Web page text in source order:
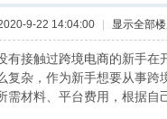
9-22 14:04:00 显示全部
有接触过跨境电商的新手在
复杂，作为新手想要从事跨
需材料、平台费用，根据自